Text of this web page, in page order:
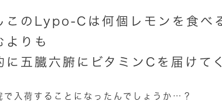
このLypo-Cは何個レモンを食べ
よりも
に五臓六腑にビタミンCを届けて
で入荷することになったんでしょうか…？